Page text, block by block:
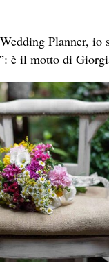
Planner, io
è il motto di